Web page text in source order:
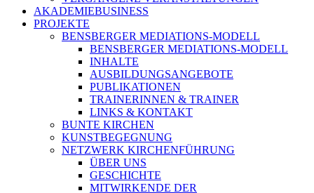
AKADEMIEBUSINESS
PROJEKTE
BENSBERGER MEDIATIONS-MODELL
BENSBERGER MEDIATIONS-MODELL
INHALTE
AUSBILDUNGSANGEBOTE
PUBLIKATIONEN
TRAINERINNEN & TRAINER
LINKS & KONTAKT
BUNTE KIRCHEN
KUNSTBEGEGNUNG
NETZWERK KIRCHENFÜHRUNG
ÜBER UNS
GESCHICHTE
MITWIRKENDE DER